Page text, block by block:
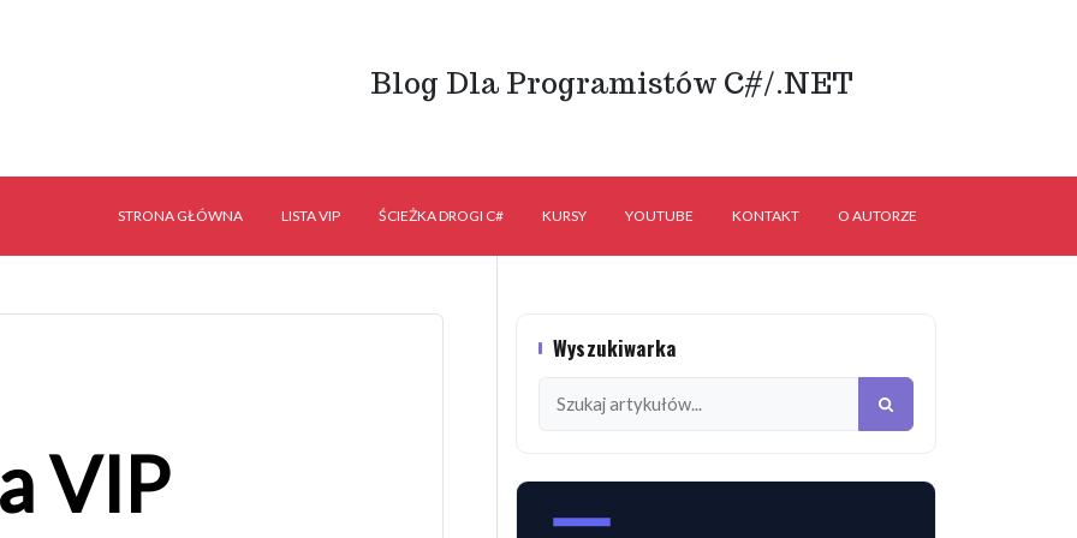
Blog Dla Programistów C#/.NET
STRONA GŁÓWNA LISTA VIP ŚCIEŻKA DROGI C# KURSY YOUTUBE KONTAKT O AUTORZE
VIP
Wyszukiwarka